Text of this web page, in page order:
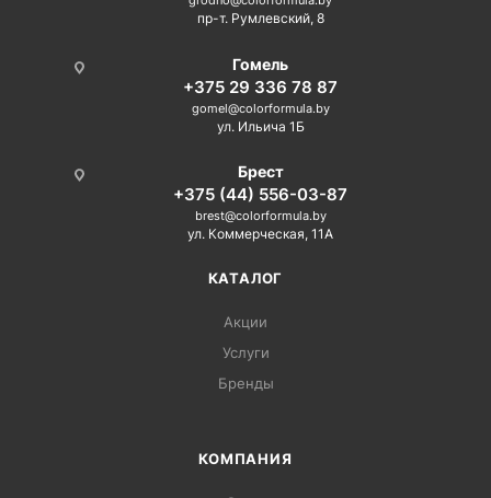
пр-т. Румлевский, 8
Гомель
+375 29 336 78 87
gomel@colorformula.by
ул. Ильича 1Б
Брест
+375 (44) 556-03-87
brest@colorformula.by
ул. Коммерческая, 11А
КАТАЛОГ
Акции
Услуги
Бренды
КОМПАНИЯ